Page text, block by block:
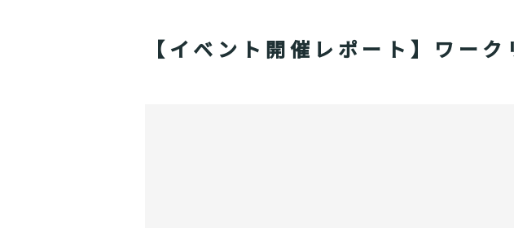
【イベント開催レポート】ワー